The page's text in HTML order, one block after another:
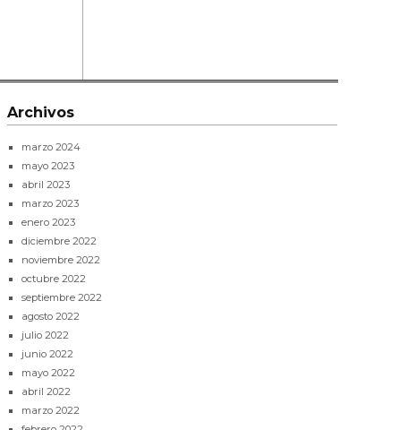
Archivos
marzo 2024
mayo 2023
abril 2023
marzo 2023
enero 2023
diciembre 2022
noviembre 2022
octubre 2022
septiembre 2022
agosto 2022
julio 2022
junio 2022
mayo 2022
abril 2022
marzo 2022